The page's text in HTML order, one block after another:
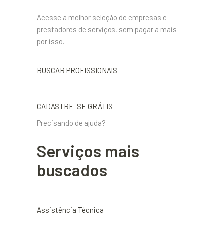
Acesse a melhor seleção de empresas e
prestadores de serviços, sem pagar a mais
por isso.
BUSCAR PROFISSIONAIS
CADASTRE-SE GRÁTIS
Precisando de ajuda?
Serviços mais
buscados
Assistência Técnica